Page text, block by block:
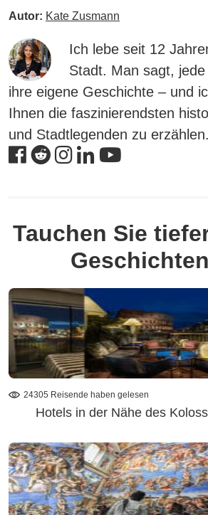
Autor: Kate Zusmann
Ich lebe seit 12
Stadt. Man sagt,
ihre eigene Geschichte – und
Ihnen die faszinierendsten
und Stadtlegenden zu erzählen.
Tauchen Sie
24305 Reisende haben gelesen
Hotels in der Nähe des